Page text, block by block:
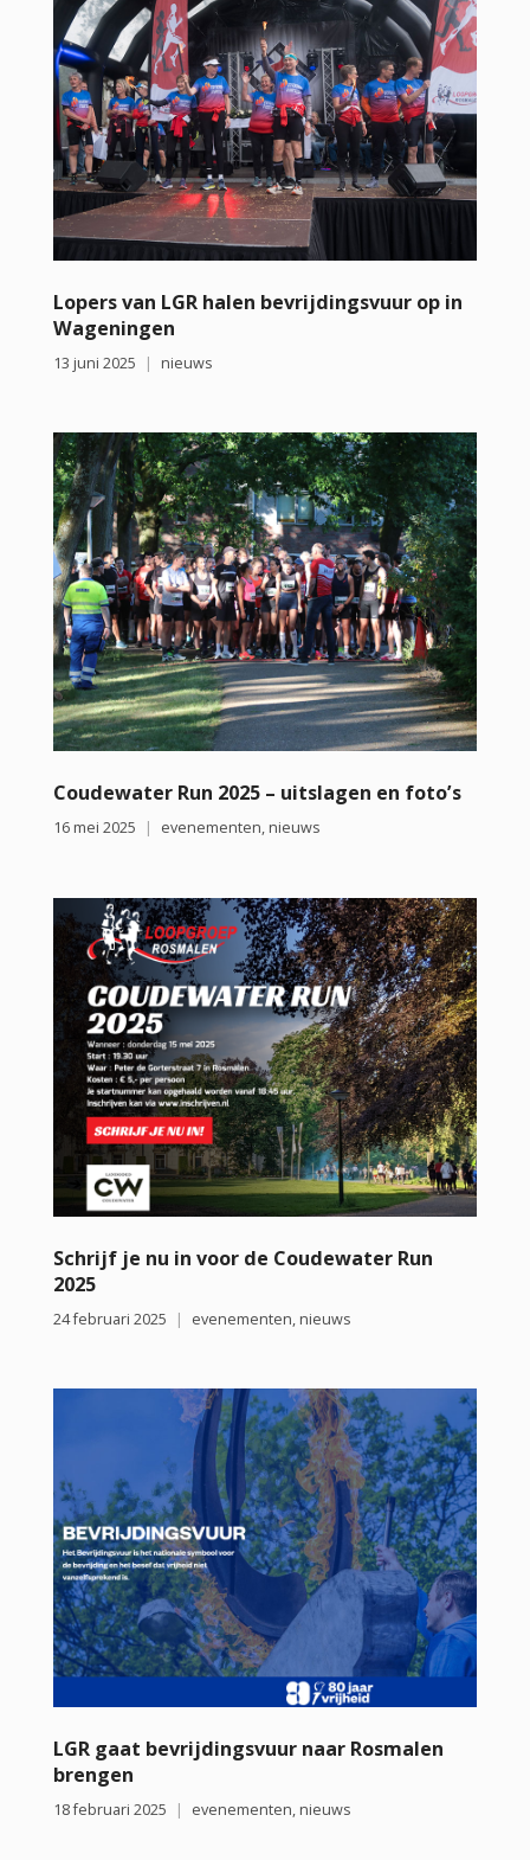
Lopers van LGR halen bevrijdingsvuur op in
Wageningen
13 juni 2025 nieuws
Coudewater Run 2025 – uitslagen en foto’s
16 mei 2025 evenementen, nieuws
Schrijf je nu in voor de Coudewater Run
2025
24 februari 2025 evenementen, nieuws
LGR gaat bevrijdingsvuur naar Rosmalen
brengen
18 februari 2025 evenementen, nieuws